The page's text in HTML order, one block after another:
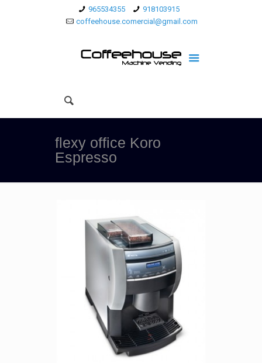
965534355
918103915
coffeehouse.comercial@gmail.com
flexy office Koro
Espresso